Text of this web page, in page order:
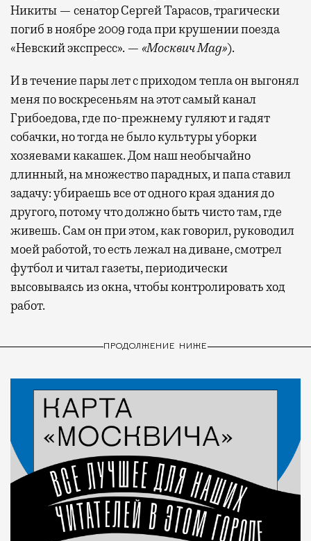
Никиты — сенатор Сергей Тарасов, трагически
погиб в ноябре 2009 года при крушении поезда
«Невский экспресс». — «Москвич Mag»).
И в течение пары лет с приходом тепла он выгонял
меня по воскресеньям на этот самый канал
Грибоедова, где по-прежнему гуляют и гадят
собачки, но тогда не было культуры уборки
хозяевами какашек. Дом наш необычайно
длинный, на множество парадных, и папа ставил
задачу: убираешь все от одного края здания до
другого, потому что должно быть чисто там, где
живешь. Сам он при этом, как говорил, руководил
моей работой, то есть лежал на диване, смотрел
футбол и читал газеты, периодически
высовываясь из окна, чтобы контролировать ход
работ.
ПРОДОЛЖЕНИЕ НИЖЕ